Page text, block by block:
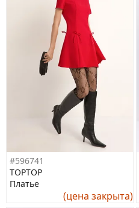
#596741
TOPTOP
Платье
(цена закрыта)